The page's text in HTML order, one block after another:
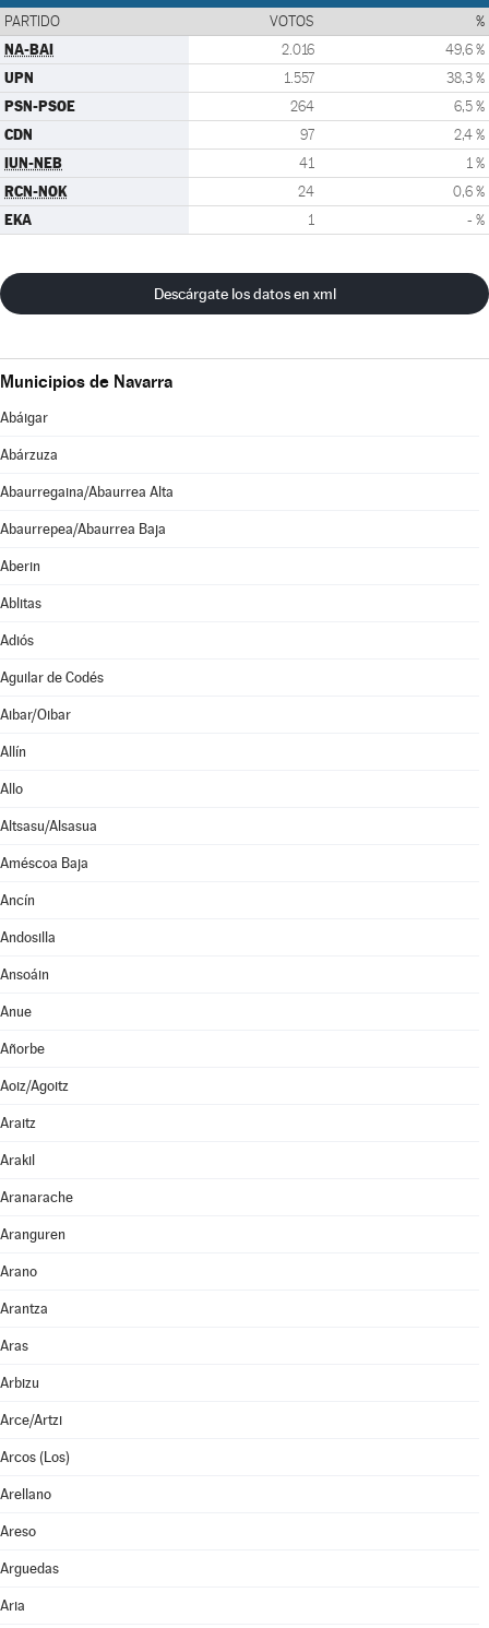
PARTIDO VOTOS %
NA-BAI 2.016 49,6 %
UPN 1.557 38,3 %
PSN-PSOE 264 6,5 %
CDN 97 2,4 %
IUN-NEB 41 1 %
RCN-NOK 24 0,6 %
EKA 1 - %
Descárgate los datos en xml
Municipios de Navarra
Abáigar
Abárzuza
Abaurregaina/Abaurrea Alta
Abaurrepea/Abaurrea Baja
Aberin
Ablitas
Adiós
Aguilar de Codés
Aibar/Oibar
Allín
Allo
Altsasu/Alsasua
Améscoa Baja
Ancín
Andosilla
Ansoáin
Anue
Añorbe
Aoiz/Agoitz
Araitz
Arakil
Aranarache
Aranguren
Arano
Arantza
Aras
Arbizu
Arce/Artzi
Arcos (Los)
Arellano
Areso
Arguedas
Aria